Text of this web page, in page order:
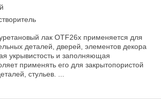
лак OTF26x применяется для
деталей, дверей, элементов декора
укрывистость и заполняющая
применять его для закрытопористой
стульев. ...